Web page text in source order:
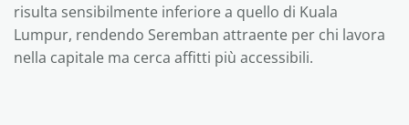
risulta sensibilmente inferiore a quello di Kuala
Lumpur, rendendo Seremban attraente per chi lavora
nella capitale ma cerca affitti più accessibili.